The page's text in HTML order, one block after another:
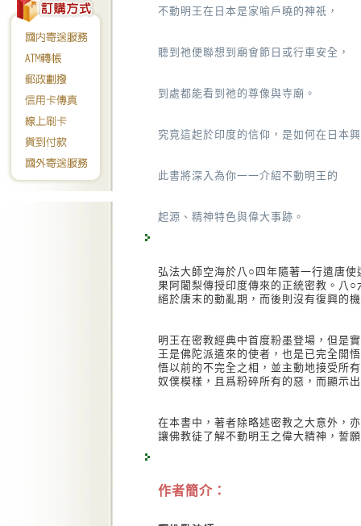
不動明王在日本是家喻戶曉的神祇，
聽到祂便聯想到廟會節日或行車安全，
到處都能看到祂的尊像與寺廟。
究竟這起於印度的信仰，是如何在日本
此書將深入為你一一介紹不動明王的
起源、精神特色與偉大事跡。
弘法大師空海於八○四年隨著一行遣唐
果阿闍梨傳授印度傳來的正統密教。八
絕於唐末的動亂期，而後則沒有復興的
明王在密教經典中首度粉墨登場，但是
王是佛陀派遣來的使者，也是已完全開
悟以前的不完全之相，並主動地接受所
奴僕模樣，且爲粉碎所有的惡，而顯示
在本書中，著者除略述密教之大意外，
讓佛教徒了解不動明王之偉大精神，誓
作者簡介：